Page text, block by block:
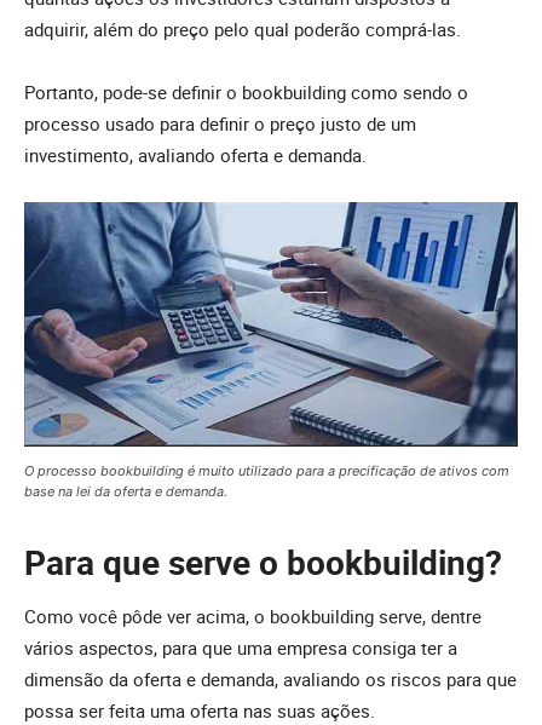
adquirir, além do preço pelo qual poderão comprá-las.
Portanto, pode-se definir o bookbuilding como sendo o
processo usado para definir o preço justo de um
investimento, avaliando oferta e demanda.
O processo bookbuilding é muito utilizado para a precificação de ativos com
base na lei da oferta e demanda.
Para que serve o bookbuilding?
Como você pôde ver acima, o bookbuilding serve, dentre
vários aspectos, para que uma empresa consiga ter a
dimensão da oferta e demanda, avaliando os riscos para que
possa ser feita uma oferta nas suas ações.